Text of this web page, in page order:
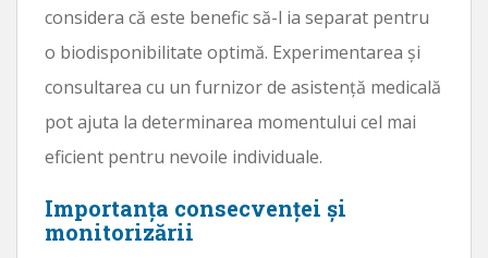
considera că este benefic să-l ia separat pentru
o biodisponibilitate optimă. Experimentarea și
consultarea cu un furnizor de asistență medicală
pot ajuta la determinarea momentului cel mai
eficient pentru nevoile individuale.
Importanța consecvenței și
monitorizării